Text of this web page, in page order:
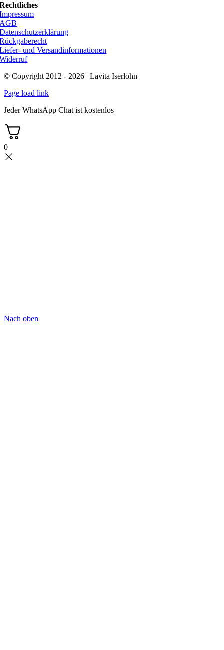
Rechtliches
Impressum
AGB
Datenschutzerklärung
Rückgaberecht
Liefer- und Versandinformationen
Widerruf
© Copyright 2012 - 2026 | Lavita Iserlohn
Page load link
Jeder WhatsApp Chat ist kostenlos
0
Nach oben